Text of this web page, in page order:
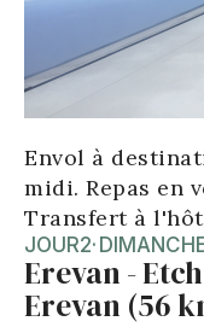
Envol à
midi. Repas en
Transfert à
JOUR2·
Erevan -
Erevan (56